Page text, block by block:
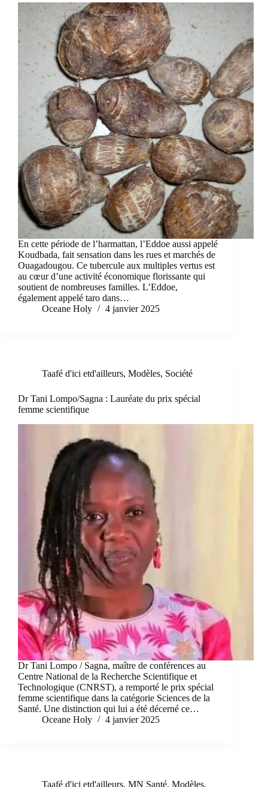
En cette période de l’harmattan, l’Eddoe aussi appelé
Koudbada, fait sensation dans les rues et marchés de
Ouagadougou. Ce tubercule aux multiples vertus est
au cœur d’une activité économique florissante qui
soutient de nombreuses familles. L’Eddoe,
également appelé taro dans…
Oceane Holy
4 janvier 2025
Taafé d'ici etd'ailleurs, Modèles, Société
Dr Tani Lompo/Sagna : Lauréate du prix spécial
femme scientifique
Dr Tani Lompo / Sagna, maître de conférences au
Centre National de la Recherche Scientifique et
Technologique (CNRST), a remporté le prix spécial
femme scientifique dans la catégorie Sciences de la
Santé. Une distinction qui lui a été décerné ce…
Oceane Holy
4 janvier 2025
Taafé d'ici etd'ailleurs, MN Santé, Modèles,